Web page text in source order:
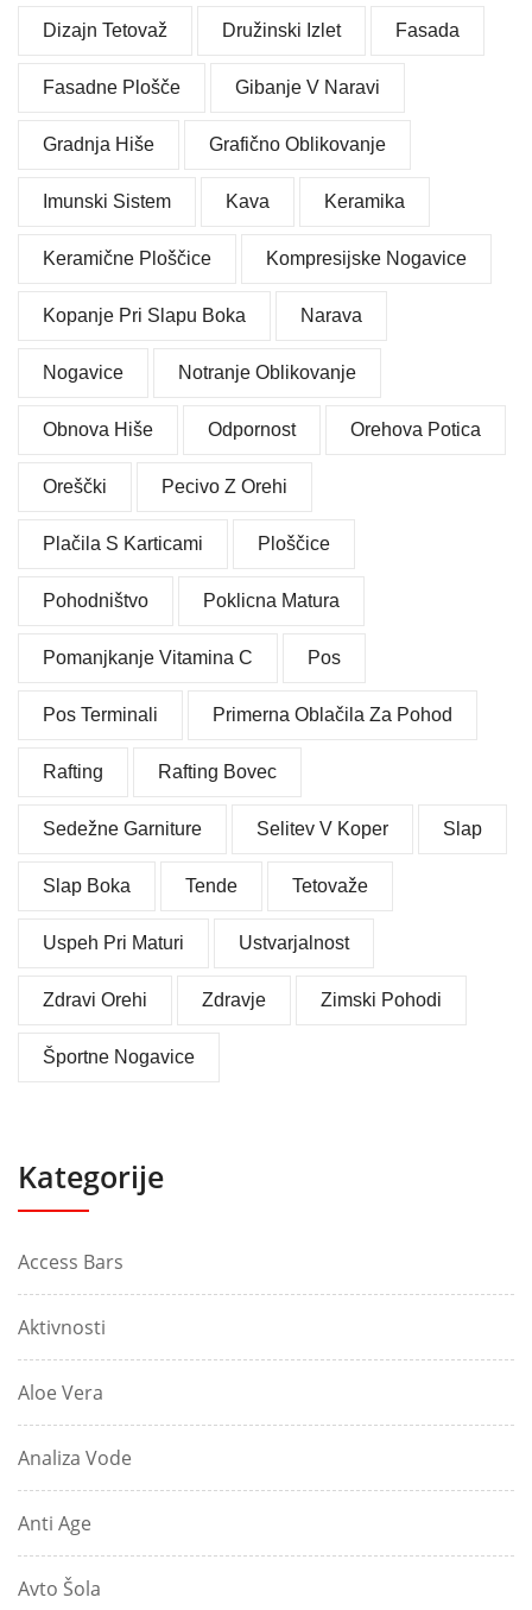
Dizajn Tetovaž Družinski Izlet Fasada
Fasadne Plošče Gibanje V Naravi
Gradnja Hiše Grafično Oblikovanje
Imunski Sistem Kava Keramika
Keramične Ploščice Kompresijske Nogavice
Kopanje Pri Slapu Boka Narava
Nogavice Notranje Oblikovanje
Obnova Hiše Odpornost Orehova Potica
Oreščki Pecivo Z Orehi
Plačila S Karticami Ploščice
Pohodništvo Poklicna Matura
Pomanjkanje Vitamina C Pos
Pos Terminali Primerna Oblačila Za Pohod
Rafting Rafting Bovec
Sedežne Garniture Selitev V Koper Slap
Slap Boka Tende Tetovaže
Uspeh Pri Maturi Ustvarjalnost
Zdravi Orehi Zdravje Zimski Pohodi
Športne Nogavice
Kategorije
Access Bars
Aktivnosti
Aloe Vera
Analiza Vode
Anti Age
Avto Šola